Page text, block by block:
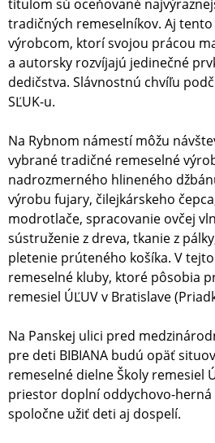
titulom sú oceňované
tradičných remeselníkov. Aj
výrobcom, ktorí svojou prácou
a autorsky rozvíjajú jedinečné
dedičstva. Slávnostnú chvíľu
SĽUK-u.
Na Rybnom námestí môžu
vybrané tradičné remeselné
nadrozmerného hlineného
výrobu fujary, čilejkárskeho
modrotlače, spracovanie ovčej
sústruženie z dreva, tkanie z
pletenie prúteného košíka. V
remeselné kluby, ktoré pôsobia
remesiel ÚĽUV v Bratislave
Na Panskej ulici pred
pre deti BIBIANA budú opäť
remeselné dielne Školy remesiel
priestor doplní oddychovo-herná
spoločne užiť deti aj dospelí.